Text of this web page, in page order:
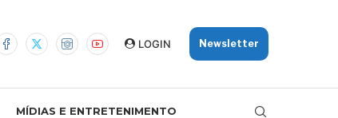
LOGIN Newsletter
MÍDIAS E ENTRETENIMENTO